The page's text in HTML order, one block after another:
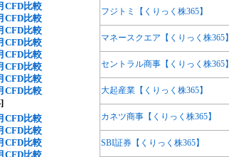
CFD比較
CFD比較
CFD比較
CFD比較
CFD比較
CFD比較
CFD比較
CFD比較
CFD比較
CFD比較
CFD比較
CFD比較
フジトミ【くりっく株365】
マネースクエア【くりっく株365】
セントラル商事【くりっく株365】
大起産業【くりっく株365】
カネツ商事【くりっく株365】
SBI証券【くりっく株365】